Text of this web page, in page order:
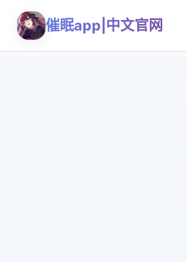
催眠app|中文官网